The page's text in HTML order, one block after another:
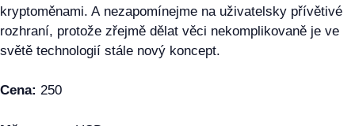
kryptoměnami. A nezapomínejme na uživatelsky přívětivé
rozhraní, protože zřejmě dělat věci nekomplikovaně je ve
světě technologií stále nový koncept.
Cena: 250